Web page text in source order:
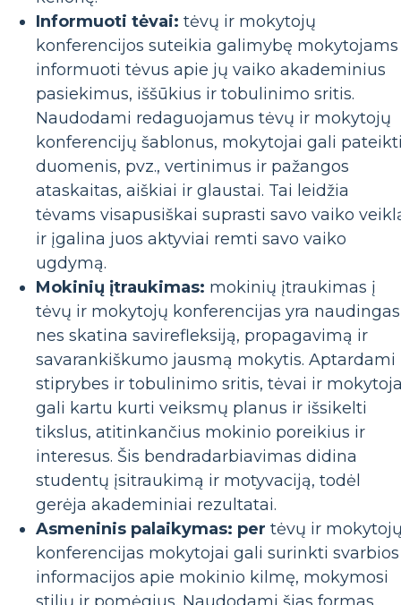
Informuoti tėvai: tėvų ir mokytojų
konferencijos suteikia galimybę mokytojams
informuoti tėvus apie jų vaiko akademinius
pasiekimus, iššūkius ir tobulinimo sritis.
Naudodami redaguojamus tėvų ir mokytojų
konferencijų šablonus, mokytojai gali
duomenis, pvz., vertinimus ir pažangos
ataskaitas, aiškiai ir glaustai. Tai leidžia
tėvams visapusiškai suprasti savo vaiko
ir įgalina juos aktyviai remti savo vaiko
ugdymą.
Mokinių įtraukimas: mokinių įtraukimas į
tėvų ir mokytojų konferencijas yra
nes skatina savirefleksiją, propagavimą ir
savarankiškumo jausmą mokytis. Aptardami
stiprybes ir tobulinimo sritis, tėvai ir
gali kartu kurti veiksmų planus ir išsikelti
tikslus, atitinkančius mokinio poreikius ir
interesus. Šis bendradarbiavimas didina
studentų įsitraukimą ir motyvaciją, todėl
gerėja akademiniai rezultatai.
Asmeninis palaikymas: per tėvų ir
konferencijas mokytojai gali surinkti svarbios
informacijos apie mokinio kilmę, mokymosi